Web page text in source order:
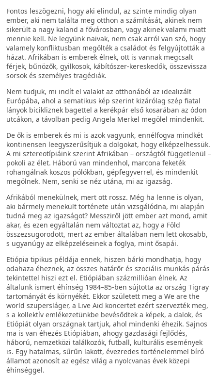
Fontos leszögezni, hogy aki elindul, az szinte mindig olyan
ember, aki nem találta meg otthon a számítását, akinek nem
sikerült a nagy kaland a fővárosban, vagy akinek valami miatt
mennie kell. Ne legyünk naivak, nem csak arról van szó, hogy
valamely konfliktusban megölték a családot és felgyújtották a
házat. Afrikában is emberek élnek, ott is vannak megcsalt
férjek, bűnözők, gyilkosok, kábítószer-kereskedők, összevissza
sorsok és személyes tragédiák.
Nem tudjuk, mi indít el valakit az otthonából az idealizált
Európába, ahol a sematikus kép szerint kizárólag szép fiatal
lányok bicikliznek bagettel a kerékpár első kosarában az ódon
utcákon, a távolban pedig Angela Merkel megölel mindenkit.
De ők is emberek és mi is azok vagyunk, ennélfogva mindkét
kontinensen leegyszerűsítjük a dolgokat, hogy elképzelhessük.
A mi sztereotípiáink szerint Afrikában – országtól függetlenül –
pokoli az élet. Háború van mindenhol, marcona feketék
rohangálnak koszos pólókban, gépfegyverrel, és mindenkit
megölnek. Nem, senki se néz utána, mi az igazság.
Afrikából menekülnek, mert ott rossz. Még ha lenne is olyan,
aki bármely menekült története után vizsgálódna, mi alapján
tudná meg az igazságot? Messziről jött ember azt mond, amit
akar, és ezen egyáltalán nem változtat az, hogy a Föld
összezsugorodott, mert az ember általában nem lett okosabb,
s ugyanúgy az elképzeléseinek a foglya, mint ősapái.
Etiópia tipikus példája ennek, hiszen bárki mondhatja, hogy
odahaza éheznek, az összes határőr és szociális munkás párás
tekintettel hiszi ezt el. Etiópiában százmillióan élnek. Az
általunk ismert éhínség 1984–85-ben sújtotta az ország Tigray
tartományát és környékét. Ekkor született meg a We are the
world szupersláger, a Live Aid koncertet ezért szervezték meg,
s a kollektív emlékezetünkbe bevésődtek a képek, a dalok, és
Etiópiát olyan országnak tartjuk, ahol mindenki éhezik. Sajnos
ma is van éhezés Etiópiában, ahogy gazdasági fejlődés,
háború, nemzetközi találkozók, futball, kulturális események
is. Egy hatalmas, sűrűn lakott, évezredes történelemmel bíró
államot azonosít az egész világ a nyolcvanas évek közepi
éhínséggel.